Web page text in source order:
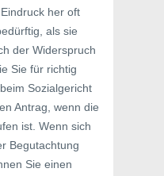
her oft
als sie
der Widerspruch
Sie für richtig
Sozialgericht
Antrag, wenn die
ist. Wenn sich
Begutachtung
Sie einen